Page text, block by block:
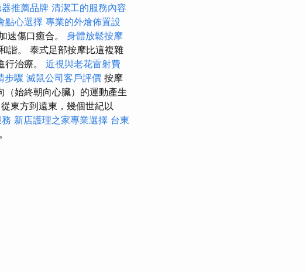
推薦品牌 清潔工的服務內容
點心選擇 專業的外燴佈置設
速傷口癒合。 身體放鬆按摩
諧。 泰式足部按摩比這複雜
治療。 近視與老花雷射費
步驟 滅鼠公司客戶評價 按摩
（始終朝向心臟）的運動產生
從東方到遠東，幾個世紀以
新店護理之家專業選擇 台東